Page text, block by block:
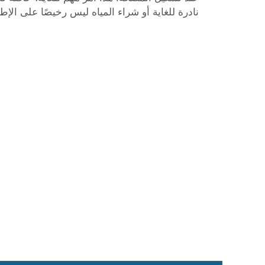
نادرة للغاية أو شراء المياه ليس رخيصًا على